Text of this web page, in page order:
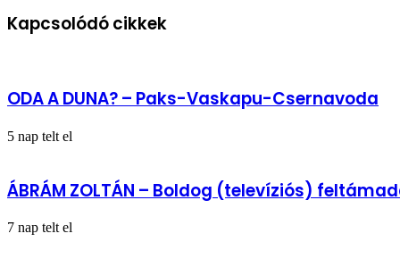
Kapcsolódó cikkek
ODA A DUNA? – Paks-Vaskapu-Csernavoda
5 nap telt el
ÁBRÁM ZOLTÁN – Boldog (televíziós)
7 nap telt el